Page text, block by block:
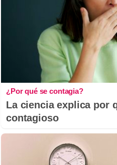
¿Por qué se contagia?
La ciencia explica por
contagioso